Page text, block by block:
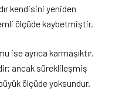
kendisini yeniden
ölçüde kaybetmiştir.
ise ayrıca karmaşıktır.
ancak süreklileşmiş
ölçüde yoksundur.